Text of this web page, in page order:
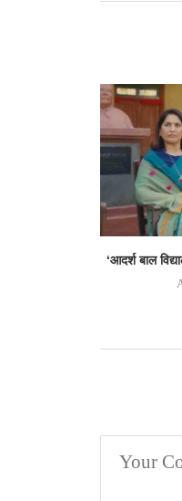
‘आदर्श बाल